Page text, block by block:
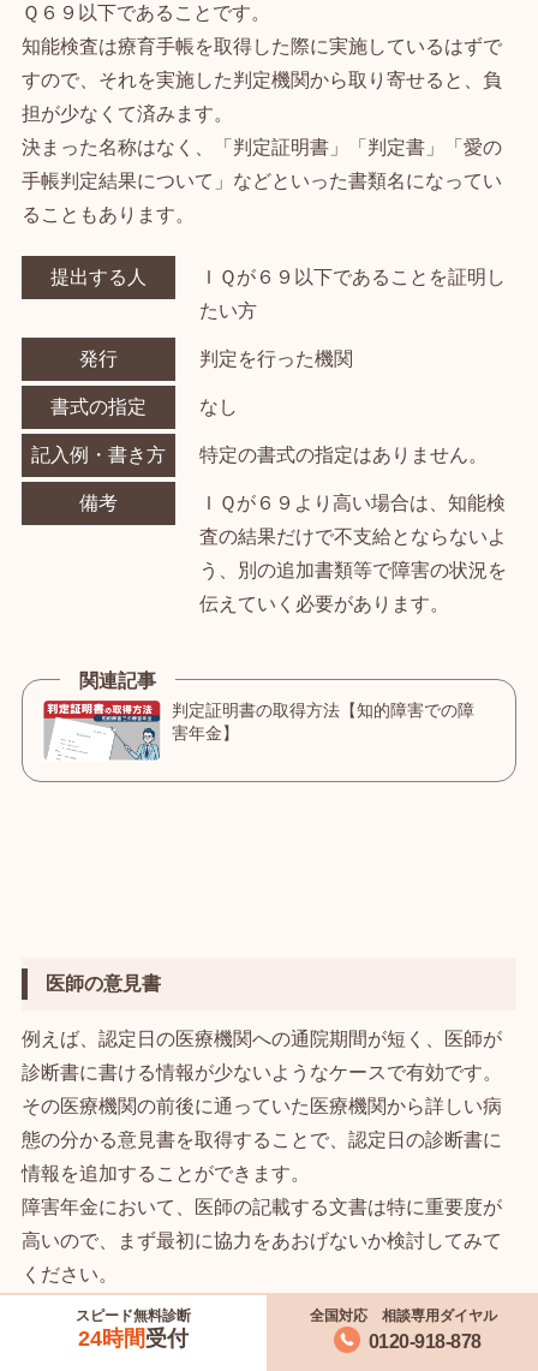
Ｑ６９以下であることです。
知能検査は療育手帳を取得した際に実施しているはずで
すので、それを実施した判定機関から取り寄せると、負
担が少なくて済みます。
決まった名称はなく、「判定証明書」「判定書」「愛の
手帳判定結果について」などといった書類名になってい
ることもあります。
提出する人
ＩＱが６９以下であることを証明し
たい方
発行 判定を行った機関
書式の指定 なし
記入例・書き方 特定の書式の指定はありません。
備考
ＩＱが６９より高い場合は、知能検
査の結果だけで不支給とならないよ
う、別の追加書類等で障害の状況を
伝えていく必要があります。
医師の意見書
例えば、認定日の医療機関への通院期間が短く、医師が
診断書に書ける情報が少ないようなケースで有効です。
その医療機関の前後に通っていた医療機関から詳しい病
態の分かる意見書を取得することで、認定日の診断書に
情報を追加することができます。
障害年金において、医師の記載する文書は特に重要度が
高いので、まず最初に協力をあおげないか検討してみて
ください。
提出する人 診断書の内容が不足している方
スピード無料診断
24時間受付
全国対応 相談専用ダイヤル
0120-918-878